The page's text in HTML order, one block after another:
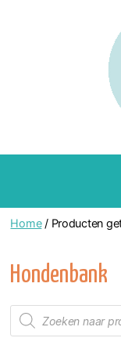
Home/ Producten
Hondenbank
Producten
zoeken